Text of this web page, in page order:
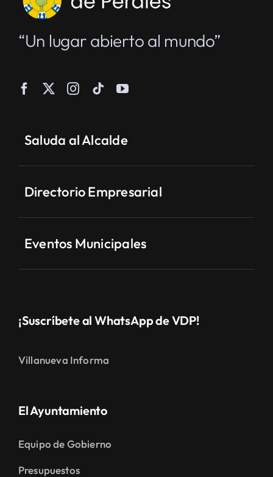
“Un lugar abierto al mundo”
Saluda al Alcalde
Directorio Empresarial
Eventos Municipales
¡Suscríbete al WhatsApp de VDP!
Villanueva Informa
El Ayuntamiento
Equipo de Gobierno
Presupuestos